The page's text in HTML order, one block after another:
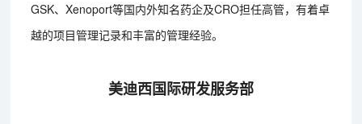
GSK、Xenoport等国内外知名药企及CRO担任高管，有着卓
越的项目管理记录和丰富的管理经验。
美迪西国际研发服务部